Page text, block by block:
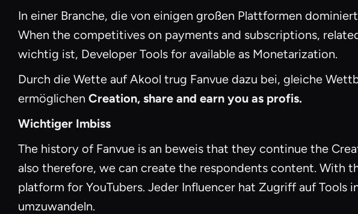
In einer Branche, die von einigen großen Plattformen
When the competitives on payments and subscriptions,
wichtig ist, Developer Tools for available as Monetarization.
Durch die Wette auf Akool trug Fanvue dazu bei, gleiche
ermöglichen Creation, share and earn you as profis.
Wichtiger Imbiss
The history of Fanvue is an beweis that they continue the
also therefore, we can create the respondents content. With
platform for YouTubers. Jeder Influencer hat Zugriff auf
umzuwandeln.